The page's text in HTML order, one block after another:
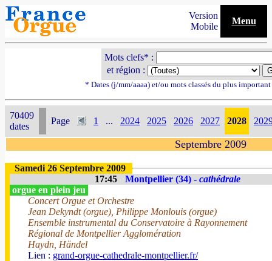
Version
Mobile
Menu
Mots clefs* :
et région :
* Dates (j/mm/aaaa) et/ou mots classés du plus
70409
dates
Page 1 ... 2024 2025 2026 2027 2028
Septembre 2009
Samedi 26 Septembre 2009
17:45
Montpellier (34) - cathédrale
orgue en plein jeu
Concert Orgue et Orchestre
Jean Dekyndt (orgue), Philippe Monlouis (orgue)
Ensemble instrumental du Conservatoire à Rayonnement
Régional de Montpellier Agglomération
Haydn, Händel
Lien : grand-orgue-cathedrale-montpellier.fr/